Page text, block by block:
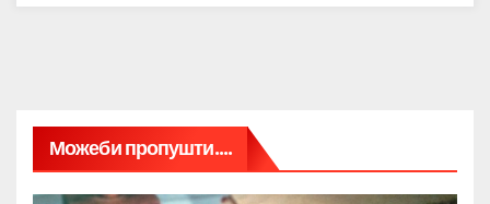
Можеби пропушти....